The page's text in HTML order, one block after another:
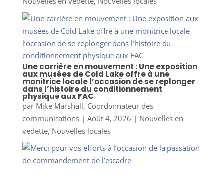
Une carrière en mouvement : Une exposition
aux musées de Cold Lake offre à une
monitrice locale l’occasion de se replonger
dans l’histoire du conditionnement
physique aux FAC
par Mike Marshall, Coordonnateur des
communications| Août 4, 2026 | Nouvelles en
vedette, Nouvelles locales